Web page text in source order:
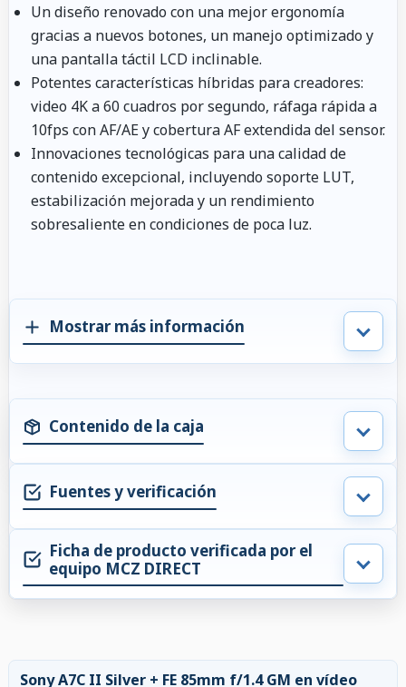
Un diseño renovado con una mejor ergonomía
gracias a nuevos botones, un manejo optimizado y
una pantalla táctil LCD inclinable.
Potentes características híbridas para creadores:
video 4K a 60 cuadros por segundo, ráfaga rápida a
10fps con AF/AE y cobertura AF extendida del sensor.
Innovaciones tecnológicas para una calidad de
contenido excepcional, incluyendo soporte LUT,
estabilización mejorada y un rendimiento
sobresaliente en condiciones de poca luz.
Mostrar más información
Contenido de la caja
Fuentes y verificación
Ficha de producto verificada por el
equipo MCZ DIRECT
Sony A7C II Silver + FE 85mm f/1.4 GM en vídeo